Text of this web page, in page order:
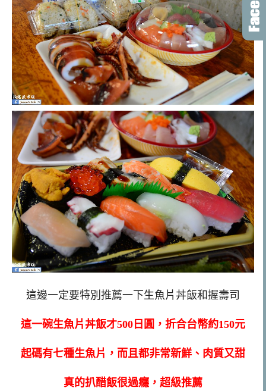
這邊一定要特別推薦一下生魚片丼飯和握壽司
這一碗生魚片丼飯才500日圓，折合台幣約150元
起碼有七種生魚片，而且都非常新鮮、肉質又甜
真的扒醋飯很過癮，超級推薦